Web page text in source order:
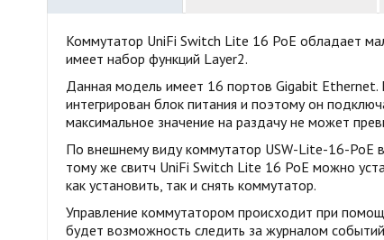
Коммутатор UniFi Switch Lite 16 PoE обладает
имеет набор функций Layer2.
Данная модель имеет 16 портов Gigabit
интегрирован блок питания и поэтому он
максимальное значение на раздачу не может
По внешнему виду коммутатор USW-Lite-16-PoE
тому же свитч UniFi Switch Lite 16 PoE можно
как установить, так и снять коммутатор.
Управление коммутатором происходит при
будет возможность следить за журналом